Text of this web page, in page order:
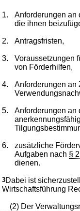
1.
Anforderungen an
die ihnen
2. Antragsfristen,
3.
Voraussetzungen
von Förderhilfen,
4.
Anforderungen an
5.
Anforderungen an
6.
zusätzliche
Aufgaben nach § 2
dienen.
3Dabei ist
Wirtschaftsführung
(2) Der